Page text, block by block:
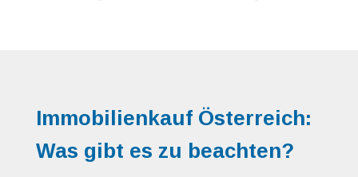
Immobilienkauf Österreich:
Was gibt es zu beachten?